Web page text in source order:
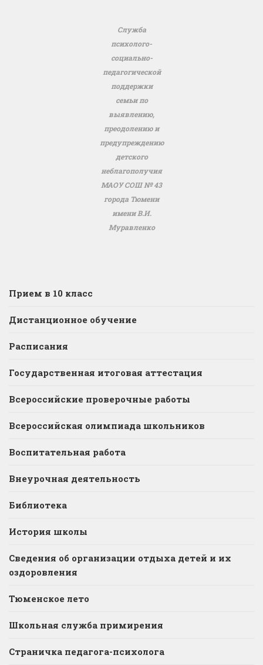
Служба
психолого-
социально-
педагогической
поддержки
семьи по
выявлению,
преодолению и
предупреждению
детского
неблагополучия
МАОУ СОШ № 43
города Тюмени
имени В.И.
Муравленко
Прием в 10 класс
Дистанционное обучение
Расписания
Государственная итоговая аттестация
Всероссийские проверочные работы
Всероссийская олимпиада школьников
Воспитательная работа
Внеурочная деятельность
Библиотека
История школы
Сведения об организации отдыха детей и их
оздоровления
Тюменское лето
Школьная служба примирения
Страничка педагога-психолога